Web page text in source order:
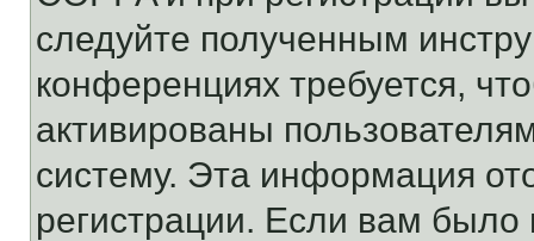
следуйте полученным
конференциях требуется,
активированы
систему. Эта информация
регистрации. Если вам